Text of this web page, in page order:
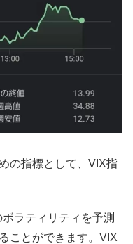
の指標として、VIX指
ラティリティを予測
ことができます。VIX